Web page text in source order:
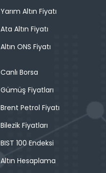
Yarım Altın Fiyatı
Ata Altın Fiyatı
Altın ONS Fiyatı
Canlı Borsa
Gümüş Fiyatları
Brent Petrol Fiyatı
Bilezik Fiyatları
BIST 100 Endeksi
Altın Hesaplama